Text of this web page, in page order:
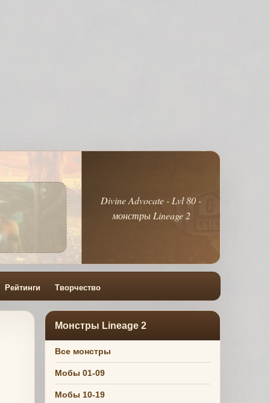
Divine Advocate - Lvl 80 -
монстры Lineage 2
Рейтинги Творчество
Монстры Lineage 2
Все монстры
Мобы 01-09
Мобы 10-19